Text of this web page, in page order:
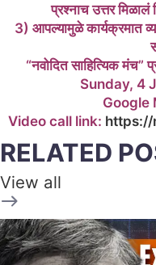
प्रश्नाच उत्तर मिळालं
3) आपल्यामुळे कार्यक्रमात
“नवोदित साहित्यिक
Sunday, 4
Google
Video call link: https://
RELATED
View all